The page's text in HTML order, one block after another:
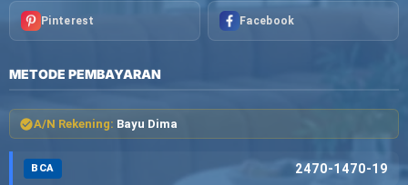
Pinterest Facebook
METODE PEMBAYARAN
A/N Rekening: Bayu Dima
BCA 2470-1470-19